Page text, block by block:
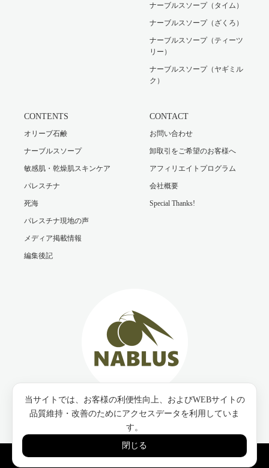
ナーブルスソープ（タイム）
ナーブルスソープ（ざくろ）
ナーブルスソープ（ティーツ
リー）
ナーブルスソープ（ヤギミル
ク）
CONTENTS
オリーブ石鹸
ナーブルスソープ
敏感肌・乾燥肌スキンケア
パレスチナ
死海
パレスチナ現地の声
メディア掲載情報
編集後記
CONTACT
お問い合わせ
卸取引をご希望のお客様へ
アフィリエイトプログラム
会社概要
Special Thanks!
TwitterFacebookInstagram
当サイトでは、お客様の利便性向上、およびWEBサイトの
品質維持・改善のためにアクセスデータを利用していま
す。
閉じる